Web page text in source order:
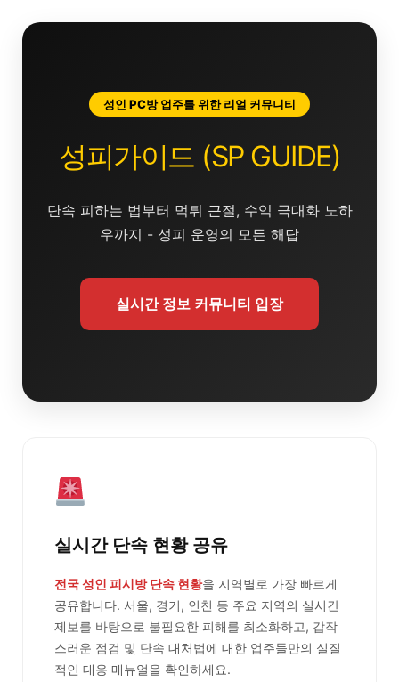
성인 PC방 업주를 위한 리얼 커뮤니티
성피가이드 (SP GUIDE)
단속 피하는 법부터 먹튀 근절, 수익 극대화 노하
우까지 - 성피 운영의 모든 해답
실시간 정보 커뮤니티 입장
실시간 단속 현황 공유
전국 성인 피시방 단속 현황을 지역별로 가장 빠르게
공유합니다. 서울, 경기, 인천 등 주요 지역의 실시간
제보를 바탕으로 불필요한 피해를 최소화하고, 갑작
스러운 점검 및 단속 대처법에 대한 업주들만의 실질
적인 대응 매뉴얼을 확인하세요.